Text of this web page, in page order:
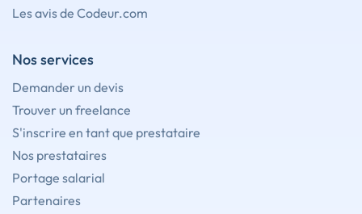
Les avis de Codeur.com
Nos services
Demander un devis
Trouver un freelance
S'inscrire en tant que prestataire
Nos prestataires
Portage salarial
Partenaires